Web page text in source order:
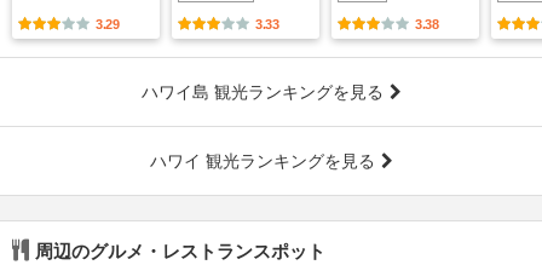
3.29 3.33 3.38
ハワイ島 観光ランキングを見る
ハワイ 観光ランキングを見る
周辺のグルメ・レストランスポット